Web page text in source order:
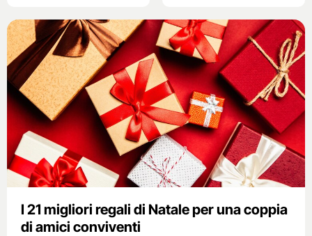
I 21 migliori regali di Natale per una coppia
di amici conviventi